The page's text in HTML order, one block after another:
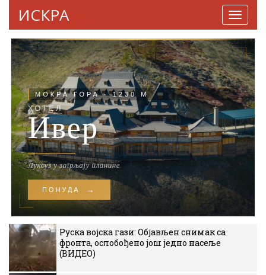
ИСКРА
Руска војска гази: Објављен снимак са
фронта, ослобођено још једно насеље
(ВИДЕО)